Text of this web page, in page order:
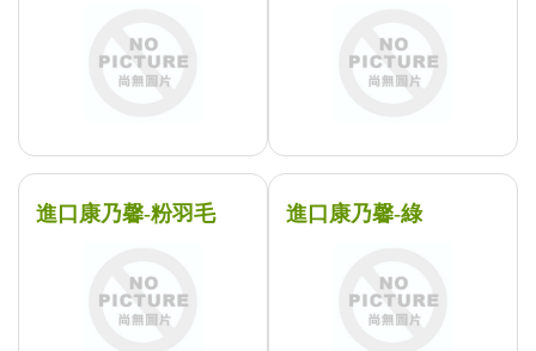
進口康乃馨-粉羽毛 進口康乃馨-綠